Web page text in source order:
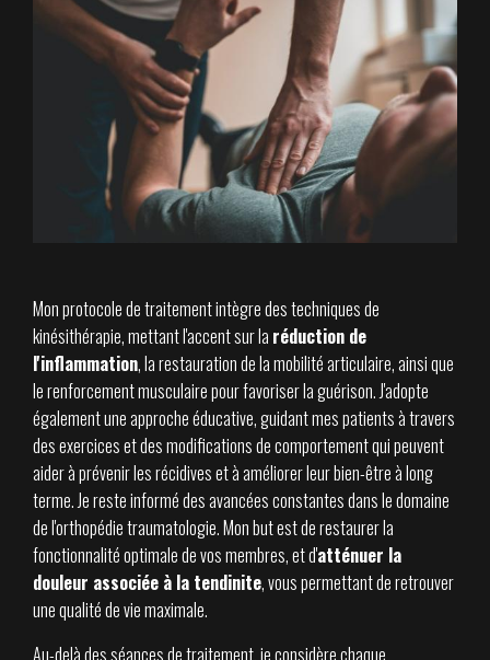
Mon protocole de traitement intègre des techniques de
kinésithérapie, mettant l'accent sur la réduction de
l'inflammation, la restauration de la mobilité articulaire, ainsi que
le renforcement musculaire pour favoriser la guérison. J'adopte
également une approche éducative, guidant mes patients à travers
des exercices et des modifications de comportement qui peuvent
aider à prévenir les récidives et à améliorer leur bien-être à long
terme. Je reste informé des avancées constantes dans le domaine
de l'orthopédie traumatologie. Mon but est de restaurer la
fonctionnalité optimale de vos membres, et d'atténuer la
douleur associée à la tendinite, vous permettant de retrouver
une qualité de vie maximale.
Au-delà des séances de traitement, je considère chaque